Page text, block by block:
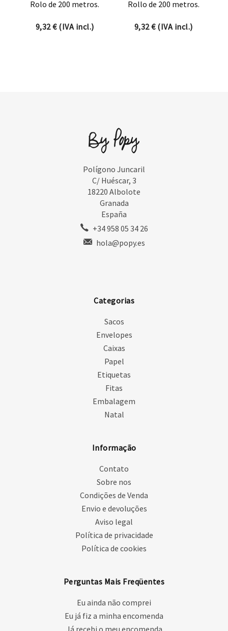
Rolo de 200 metros.
9,32€(IVA incl.)
Rollo de 200 metros.
9,32€(IVA incl.)
Polígono Juncaril
C/ Huéscar, 3
18220 Albolote
Granada
España
+34 958 05 34 26
hola@popy.es
Categorias
Sacos
Envelopes
Caixas
Papel
Etiquetas
Fitas
Embalagem
Natal
Informação
Contato
Sobre nos
Condições de Venda
Envio e devoluções
Aviso legal
Política de privacidade
Política de cookies
Perguntas Mais Freqüentes
Eu ainda não comprei
Eu já fiz a minha encomenda